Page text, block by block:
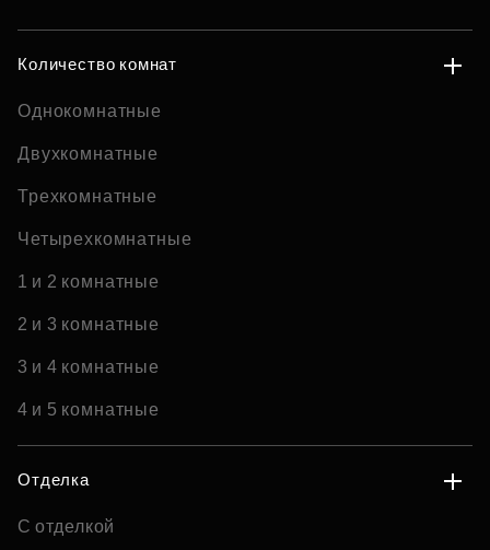
Количество комнат
Однокомнатные
Двухкомнатные
Трехкомнатные
Четырехкомнатные
1 и 2 комнатные
2 и 3 комнатные
3 и 4 комнатные
4 и 5 комнатные
Отделка
С отделкой